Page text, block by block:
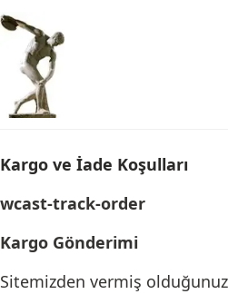
Kargo ve İade Koşulları
wcast-track-order
Kargo Gönderimi
Sitemizden vermiş